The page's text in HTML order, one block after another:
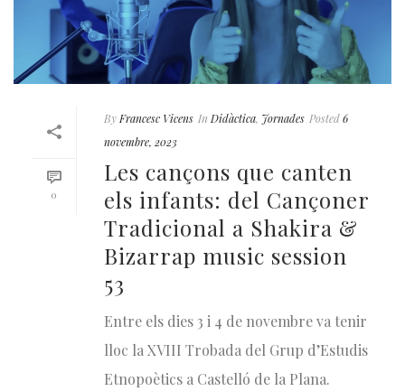
0
By Francesc Vicens In Didàctica, Jornades Posted6
novembre, 2023
Les cançons que canten
els infants: del Cançoner
Tradicional a Shakira &
Bizarrap music session
53
Entre els dies 3 i 4 de novembre va tenir
lloc la XVIII Trobada del Grup d’Estudis
Etnopoètics a Castelló de la Plana.